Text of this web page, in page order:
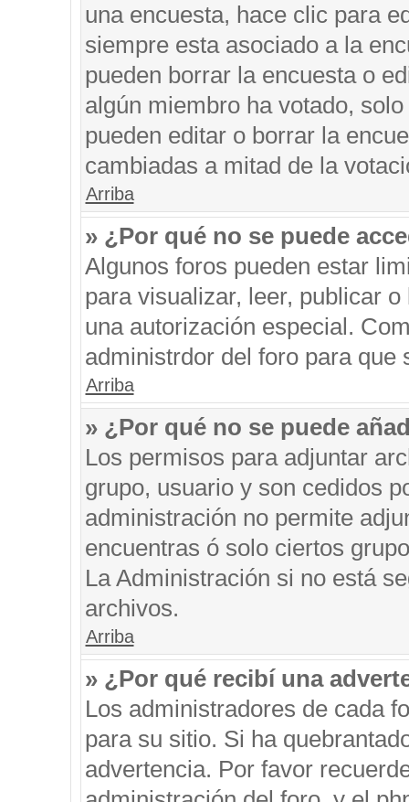
una encuesta, hace clic para
siempre esta asociado a la
pueden borrar la encuesta o
algún miembro ha votado,
pueden editar o borrar la
cambiadas a mitad de la
Arriba
» ¿Por qué no se puede
Algunos foros pueden estar
para visualizar, leer, publicar
una autorización especial.
administrdor del foro para que
Arriba
» ¿Por qué no se puede
Los permisos para adjuntar
grupo, usuario y son cedidos
administración no permite
encuentras ó solo ciertos
La Administración si no está
archivos.
Arriba
» ¿Por qué recibí una
Los administradores de cada
para su sitio. Si ha
advertencia. Por favor